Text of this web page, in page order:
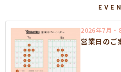
2026年7月・
営業日のご